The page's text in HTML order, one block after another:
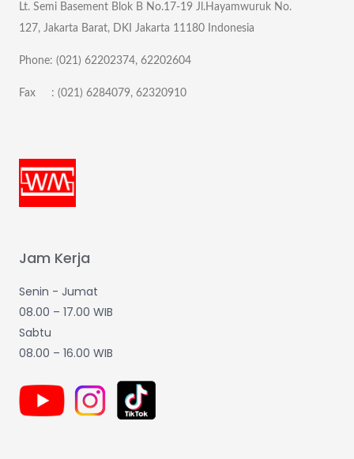
Lt. Semi Basement Blok B No.17-19 Jl.Hayamwuruk No.
127, Jakarta Barat, DKI Jakarta 11180 Indonesia
Phone: (021) 62202374, 62202604
Fax : (021) 6284079, 62320910
Jam Kerja
Senin - Jumat
08.00 – 17.00 WIB
Sabtu
08.00 – 16.00 WIB